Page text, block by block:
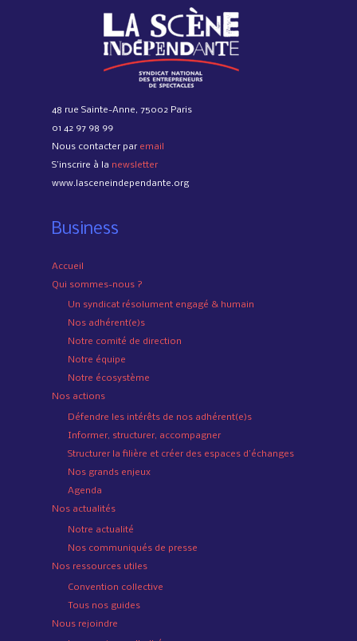
48 rue Sainte-Anne, 75002 Paris
01 42 97 98 99
Nous contacter par email
S’inscrire à la newsletter
www.lasceneindependante.org
Business
Accueil
Qui sommes-nous ?
Un syndicat résolument engagé & humain
Nos adhérent(e)s
Notre comité de direction
Notre équipe
Notre écosystème
Nos actions
Défendre les intérêts de nos adhérent(e)s
Informer, structurer, accompagner
Structurer la filière et créer des espaces d’échanges
Nos grands enjeux
Agenda
Nos actualités
Notre actualité
Nos communiqués de presse
Nos ressources utiles
Convention collective
Tous nos guides
Nous rejoindre